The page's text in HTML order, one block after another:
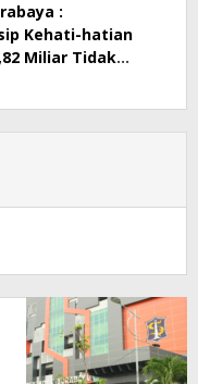
:
Kehati-hatian
Miliar Tidak